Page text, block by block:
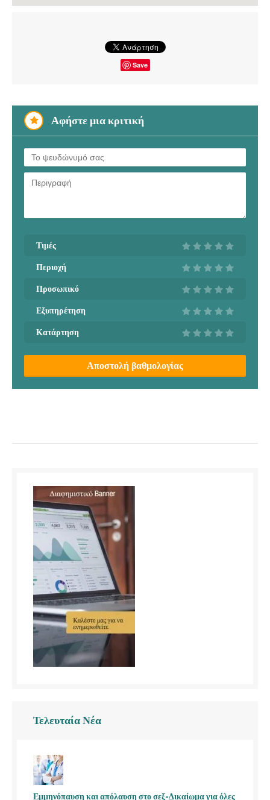
Save
Αφήστε μια κριτική
Τιμές
Περιοχή
Προσωπικό
Εξυπηρέτηση
Κατάρτηση
Αποστολή βαθμολογίας
Τελευταία Νέα
Εμμηνόπαυση και απόλαυση στο σεξ-Δικαίωμα για όλες